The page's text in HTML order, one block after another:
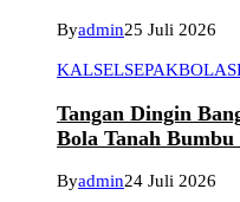
Byadmin25 Juli 2026
KALSELSEPAKBOLA
Tangan Dingin
Bola Tanah
Byadmin24 Juli 2026